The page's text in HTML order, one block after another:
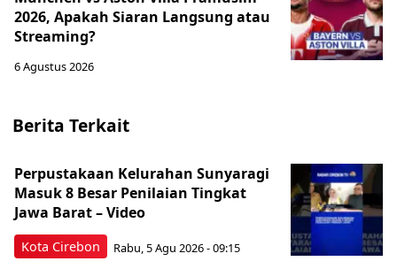
2026, Apakah Siaran Langsung atau
Streaming?
6 Agustus 2026
Berita Terkait
Kota Cirebon
Perpustakaan Kelurahan Sunyaragi
Masuk 8 Besar Penilaian Tingkat
Jawa Barat – Video
Rabu, 5 Agu 2026 - 09:15